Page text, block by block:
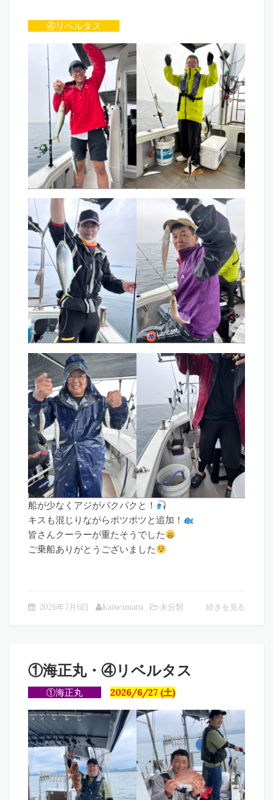
④リベルタス
船が少なくアジがパクパクと！
キスも混じりながらポツポツと追加！
皆さんクーラーが重たそうでした
ご乗船ありがとうございました
2026年7月6日 kaiseimaru 未分類 続きを見る
①海正丸・④リベルタス
①海正丸 2026/6/27 (土)